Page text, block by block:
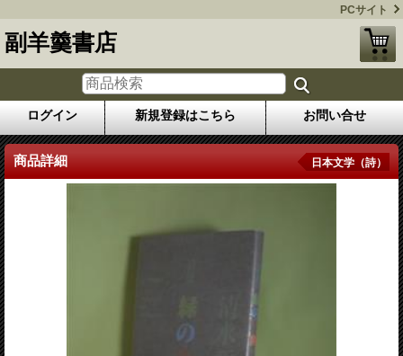
PCサイト
副羊羹書店
ログイン 新規登録はこちら お問い合せ
商品詳細 日本文学（詩）